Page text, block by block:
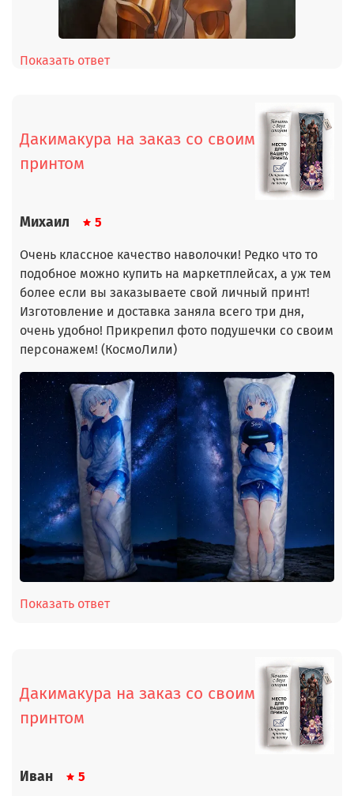
Показать ответ
Дакимакура на заказ со своим
принтом
Михаил 5
Очень классное качество наволочки! Редко что то
подобное можно купить на маркетплейсах, а уж тем
более если вы заказываете свой личный принт!
Изготовление и доставка заняла всего три дня,
очень удобно! Прикрепил фото подушечки со своим
персонажем! (КосмоЛили)
Показать ответ
Дакимакура на заказ со своим
принтом
Иван 5